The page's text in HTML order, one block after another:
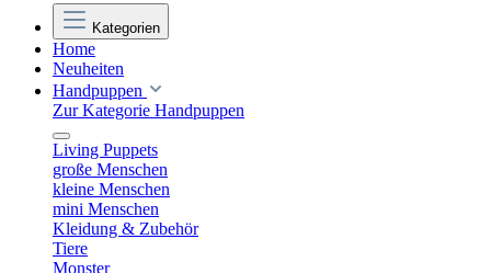
Kategorien
Home
Neuheiten
Handpuppen
Zur Kategorie Handpuppen
Living Puppets
große Menschen
kleine Menschen
mini Menschen
Kleidung & Zubehör
Tiere
Monster